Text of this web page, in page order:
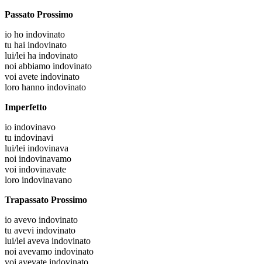
Passato Prossimo
io ho indovinato
tu hai indovinato
lui/lei ha indovinato
noi abbiamo indovinato
voi avete indovinato
loro hanno indovinato
Imperfetto
io indovinavo
tu indovinavi
lui/lei indovinava
noi indovinavamo
voi indovinavate
loro indovinavano
Trapassato Prossimo
io avevo indovinato
tu avevi indovinato
lui/lei aveva indovinato
noi avevamo indovinato
voi avevate indovinato